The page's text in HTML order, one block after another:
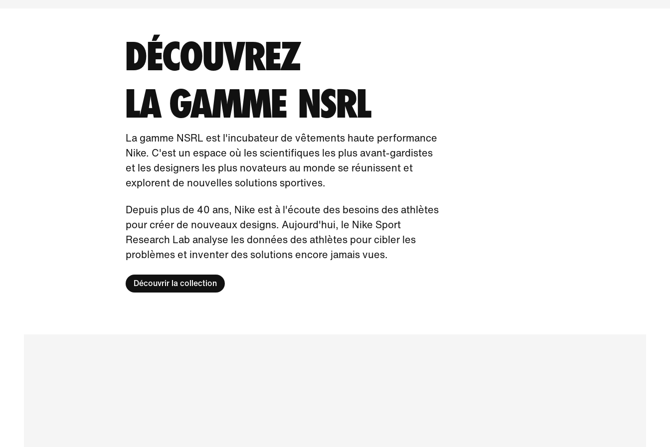
DÉCOUVREZ
LA GAMME NSRL
La gamme NSRL est l'incubateur de vêtements haute performance
Nike. C'est un espace où les scientifiques les plus avant-gardistes
et les designers les plus novateurs au monde se réunissent et
explorent de nouvelles solutions sportives.
Depuis plus de 40 ans, Nike est à l'écoute des besoins des athlètes
pour créer de nouveaux designs. Aujourd'hui, le Nike Sport
Research Lab analyse les données des athlètes pour cibler les
problèmes et inventer des solutions encore jamais vues.
Découvrir la collection